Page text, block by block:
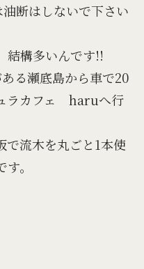
断はしないで下さい
結構多いんです!!
る瀬底島から車で20
ラカフェ haruへ行
で流木を丸ごと1本使
。